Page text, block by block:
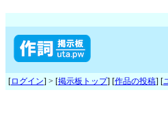
[ログイン] > [掲示板トップ] [作品の投稿] [